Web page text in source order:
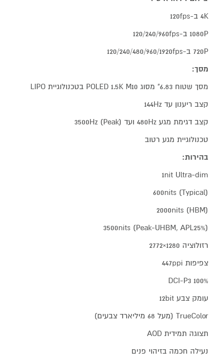
4K ב-120fps
1080P ב-120/240/960fps
720P ב-120/240/480/960/1920fps
מסך:
מסך שטוח 6.83" מסוג POLED 1.5K M10 בטכנולוגיית LIPO
קצב ריענון עד 144Hz
קצב דגימת מגע 480Hz ועד 3500Hz (Peak)
טכנולוגיית מגע רטוב
בהירות:
1nit Ultra-dim
600nits (Typical)
2000nits (HBM)
3500nits (Peak-UHBM, APL25%)
רזולוציה 1280×2772
צפיפות 447ppi
100% DCI-P3
עומק צבע 12bit
TrueColor (מעל 68 מיליארד צבעים)
תצוגה תמידית AOD
נעילה חכמה בזיהוי פנים